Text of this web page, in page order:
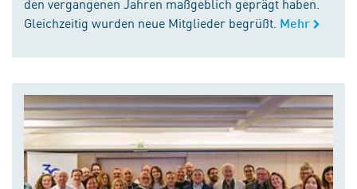
Gleichzeitig wurden neue Mitglieder begrüßt. Mehr